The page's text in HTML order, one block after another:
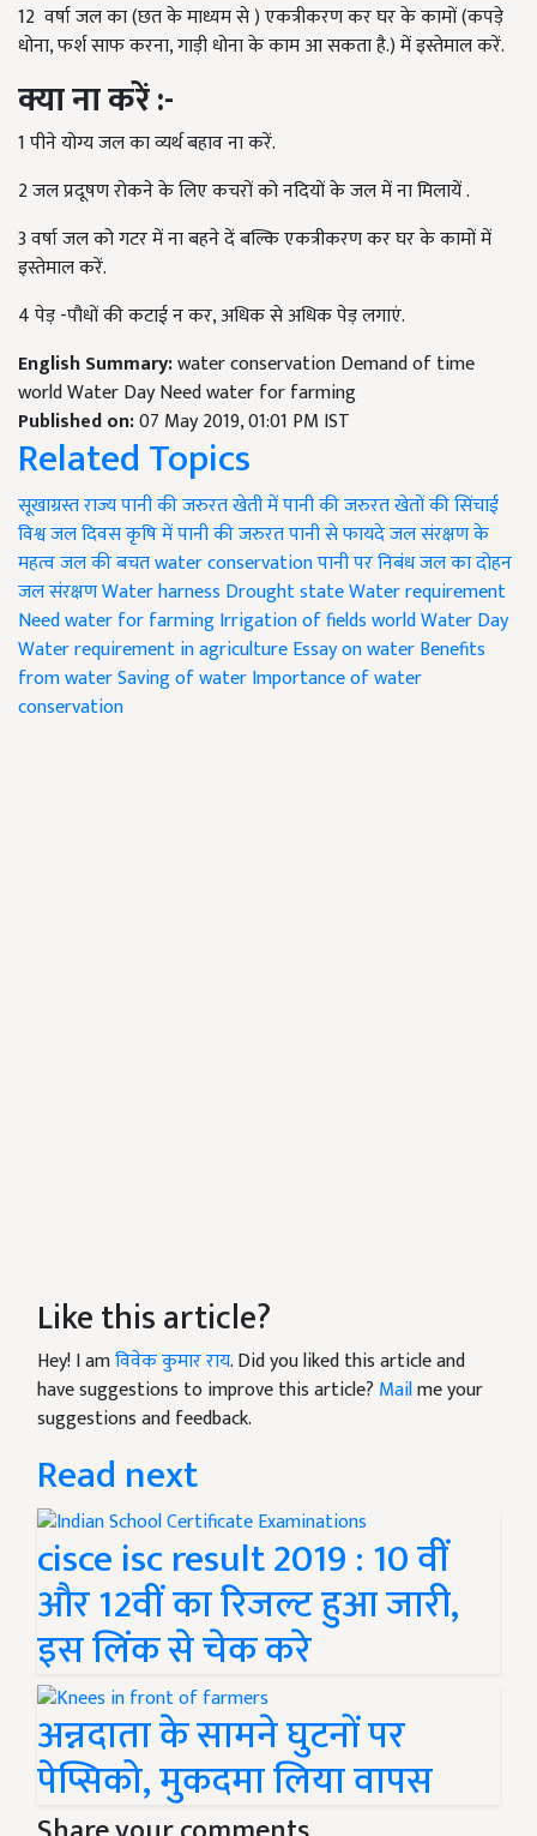
12 वर्षा जल का (छत के माध्यम से ) एकत्रीकरण कर घर के कामों (कपड़े
धोना, फर्श साफ करना, गाड़ी धोना के काम आ सकता है.) में इस्तेमाल करें.
क्या ना करें :-
1 पीने योग्य जल का व्यर्थ बहाव ना करें.
2 जल प्रदूषण रोकने के लिए कचरों को नदियों के जल में ना मिलायें .
3 वर्षा जल को गटर में ना बहने दें बल्कि एकत्रीकरण कर घर के कामों में
इस्तेमाल करें.
4 पेड़ -पौधों की कटाई न कर, अधिक से अधिक पेड़ लगाएं.
English Summary:water conservation Demand of time
world Water Day Need water for farming
Published on:07 May 2019, 01:01 PM IST
Related Topics
सूखाग्रस्त राज्यपानी की जरुरतखेती में पानी की जरुरतखेतों की सिंचाई
विश्व जल दिवसकृषि में पानी की जरुरतपानी से फायदेजल संरक्षण के
महत्वजल की बचतwater conservationपानी पर निबंधजल का दोहन
जल संरक्षणWater harness Drought stateWater requirement
Need water for farmingIrrigation of fieldsworld Water Day
Water requirement in agricultureEssay on waterBenefits
from waterSaving of waterImportance of water
conservation
Like this article?
Hey! I amविवेक कुमार राय. Did you liked this article and
have suggestions to improve this article? Mailme your
suggestions and feedback.
Read next
cisce isc result 2019 : 10 वीं
और 12वीं का रिजल्ट हुआ जारी,
इस लिंक से चेक करे
अन्नदाता के सामने घुटनों पर
पेप्सिको, मुकदमा लिया वापस